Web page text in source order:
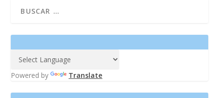
Powered by Translate